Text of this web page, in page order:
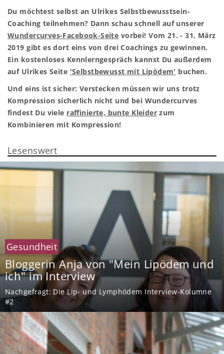
Du möchtest selbst an Ulrikes Selbstbewusstsein-
Coaching teilnehmen? Dann schau schnell auf unserer
Wundercurves-Facebook-Seite vorbei! Vom 21. - 31. März
2019 gibt es dort eins von drei Coachings zu gewinnen.
Ein kostenloses Kennlerngespräch kannst Du außerdem
auf Ulrikes Seite 'Selbstbewusst mit Lipödem' buchen.
Und eins ist sicher: Verstecken müssen wir uns trotz
Kompression sicherlich nicht und bei Wundercurves
findest Du viele raffinierte, bunte Kleider zum
Kombinieren mit Kompression!
Lesenswert
Gesundheit
Bloggerin Anja von "Mein Lipödem und
ich" im Interview
Nachgefragt: Die Lip- und Lymphödem Interview-Kolumne
#2